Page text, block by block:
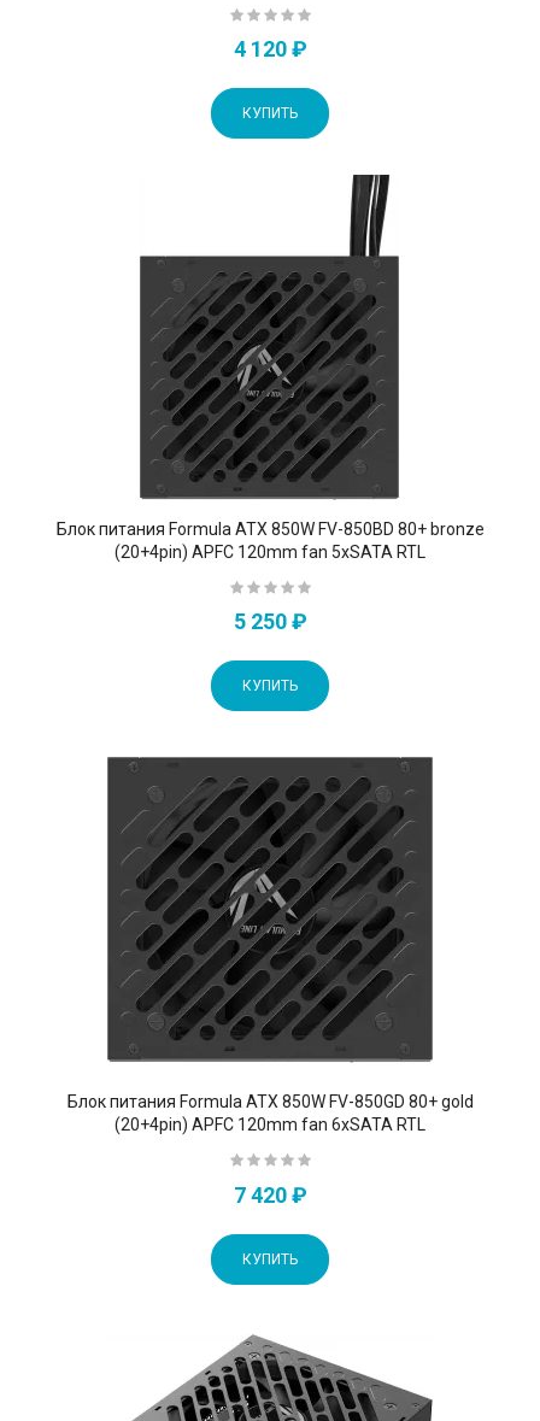
4 120 ₽
КУПИТЬ
Блок питания Formula ATX 850W FV-850BD 80+ bronze
(20+4pin) APFC 120mm fan 5xSATA RTL
5 250 ₽
КУПИТЬ
Блок питания Formula ATX 850W FV-850GD 80+ gold
(20+4pin) APFC 120mm fan 6xSATA RTL
7 420 ₽
КУПИТЬ